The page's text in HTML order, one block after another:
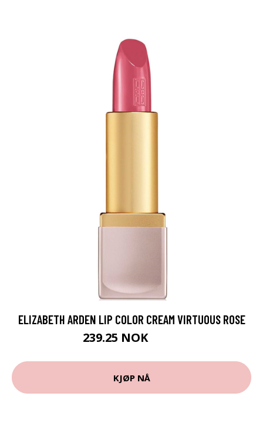
ELIZABETH ARDEN LIP COLOR CREAM VIRTUOUS ROSE
239.25 NOK
KJØP NÅ